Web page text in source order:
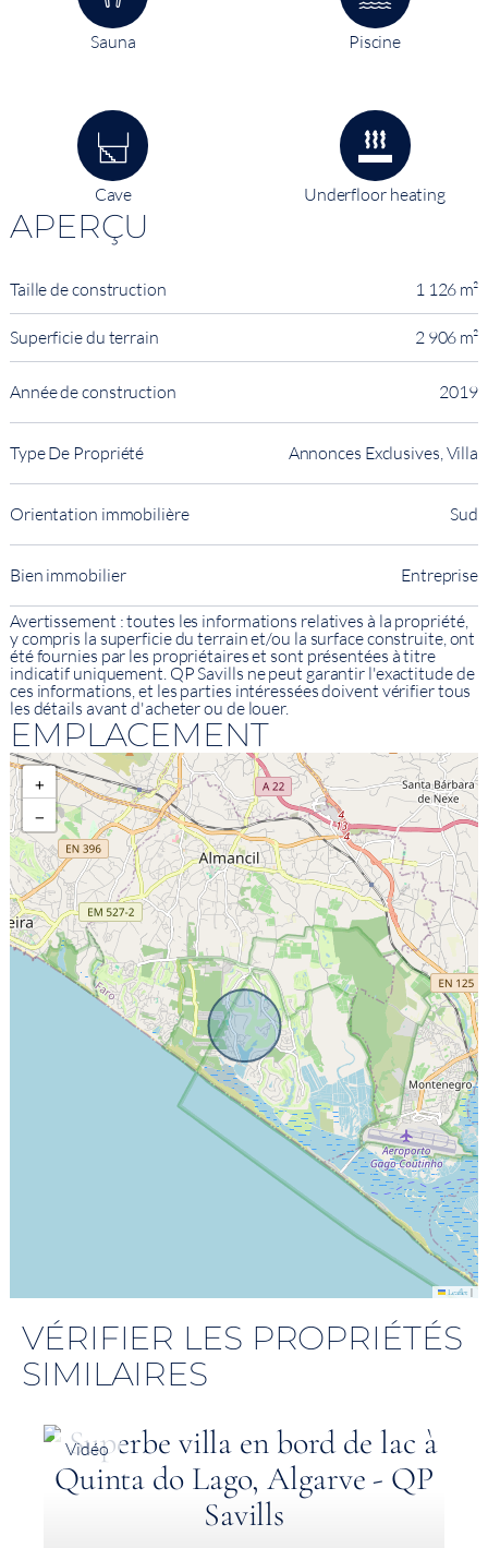
Sauna Piscine
Cave Underfloor heating
APERÇU
Taille de construction 1 126 m²
Superficie du terrain 2 906 m²
Année de construction 2019
Type De Propriété Annonces Exclusives, Villa
Orientation immobilière Sud
Bien immobilier Entreprise
Avertissement : toutes les informations relatives à la propriété,
y compris la superficie du terrain et/ou la surface construite, ont
été fournies par les propriétaires et sont présentées à titre
indicatif uniquement. QP Savills ne peut garantir l'exactitude de
ces informations, et les parties intéressées doivent vérifier tous
les détails avant d'acheter ou de louer.
EMPLACEMENT
+
−
Leaflet |
VÉRIFIER LES PROPRIÉTÉS
SIMILAIRES
Vidéo